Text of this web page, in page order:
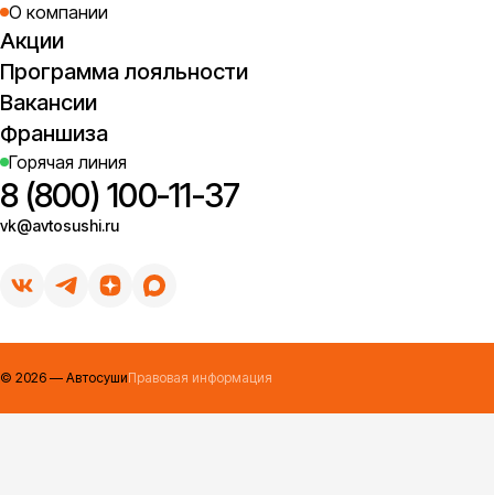
О компании
Акции
Программа лояльности
Вакансии
Франшиза
Горячая линия
8 (800) 100-11-37
vk@avtosushi.ru
© 2026 — АвтосушиПравовая информация